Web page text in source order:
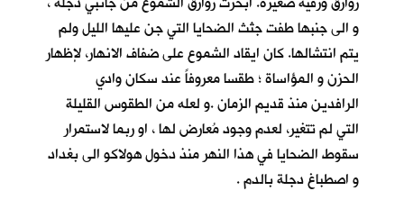
و الى جنبها طفت جثث الضحايا التي جن عليها الليل ولم
يتم انتشالها. كان ايقاد الشموع على ضفاف الانهار، لإظهار
الحزن و المؤاساة ؛ طقسا معروفاً عند سكان وادي
الرافدين منذ قديم الزمان .و لعله من الطقوس القليلة
التي لم تتغير، لعدم وجود مُعارض لها ، او ربما لاستمرار
سقوط الضحايا في هذا النهر منذ دخول هولاكو الى بغداد
و اصطباغ دجلة بالدم .